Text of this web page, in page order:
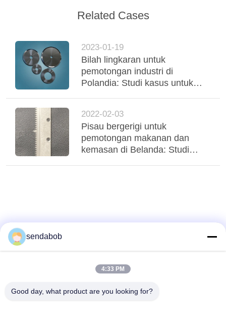
Related Cases
2023-01-19
Bilah lingkaran untuk
pemotongan industri di
Polandia: Studi kasus untuk
2022-02-03
Pisau bergerigi untuk
pemotongan makanan dan
kemasan di Belanda: Studi
sendabob
4:33 PM
Good day, what product are you looking for?